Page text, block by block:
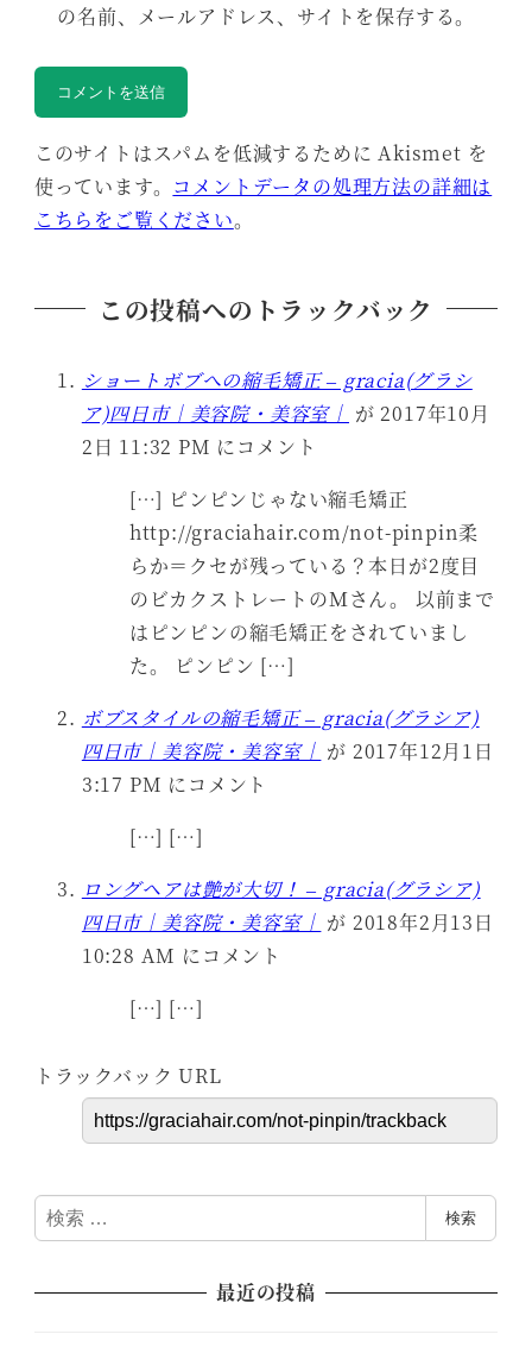
の名前、メールアドレス、サイトを保存する。
このサイトはスパムを低減するために Akismet を
使っています。 コメントデータの処理方法の詳細は
こちらをご覧ください。
この投稿へのトラックバック
ショートボブへの縮毛矯正 – gracia(グラシ
ア)四日市｜美容院・美容室｜ が 2017年10月
2日 11:32 PM にコメント
[…] ピンピンじゃない縮毛矯正
http://graciahair.com/not-pinpin柔
らか＝クセが残っている？本日が2度目
のビカクストレートのＭさん。 以前まで
はピンピンの縮毛矯正をされていまし
た。 ピンピン […]
ボブスタイルの縮毛矯正 – gracia(グラシア)
四日市｜美容院・美容室｜ が 2017年12月1日
3:17 PM にコメント
[…] […]
ロングヘアは艶が大切！ – gracia(グラシア)
四日市｜美容院・美容室｜ が 2018年2月13日
10:28 AM にコメント
[…] […]
トラックバック URL
検
索
検索
最近の投稿